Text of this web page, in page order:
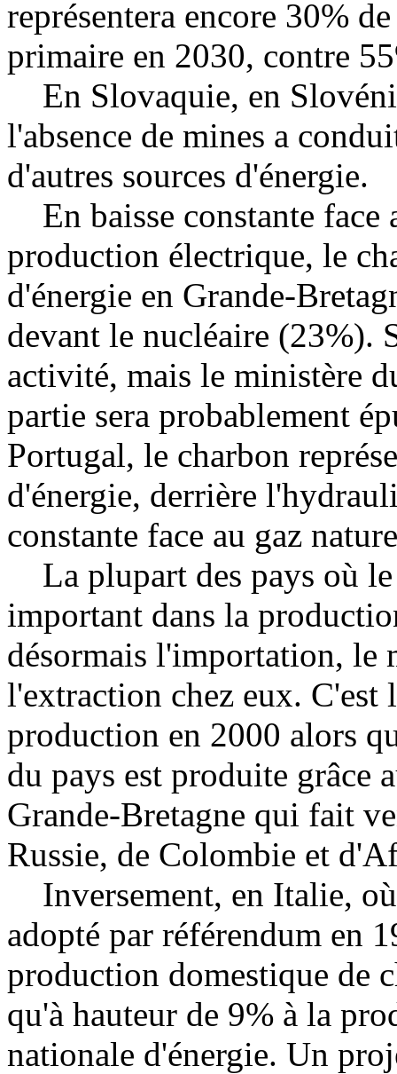
représentera encore 30%
primaire en 2030, contre
En Slovaquie, en
l'absence de mines a
d'autres sources d'énergie.
En baisse constante face
production électrique, le
d'énergie en Grande-
devant le nucléaire (23%).
activité, mais le ministère
partie sera probablement
Portugal, le charbon
d'énergie, derrière
constante face au gaz
La plupart des pays où
important dans la
désormais l'importation, le
l'extraction chez eux. C'est
production en 2000 alors
du pays est produite grâce
Grande-Bretagne qui fait
Russie, de Colombie et
Inversement, en Italie,
adopté par référendum en
production domestique de
qu'à hauteur de 9% à la
nationale d'énergie. Un